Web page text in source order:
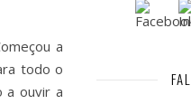
a
todo o
a ouvir a